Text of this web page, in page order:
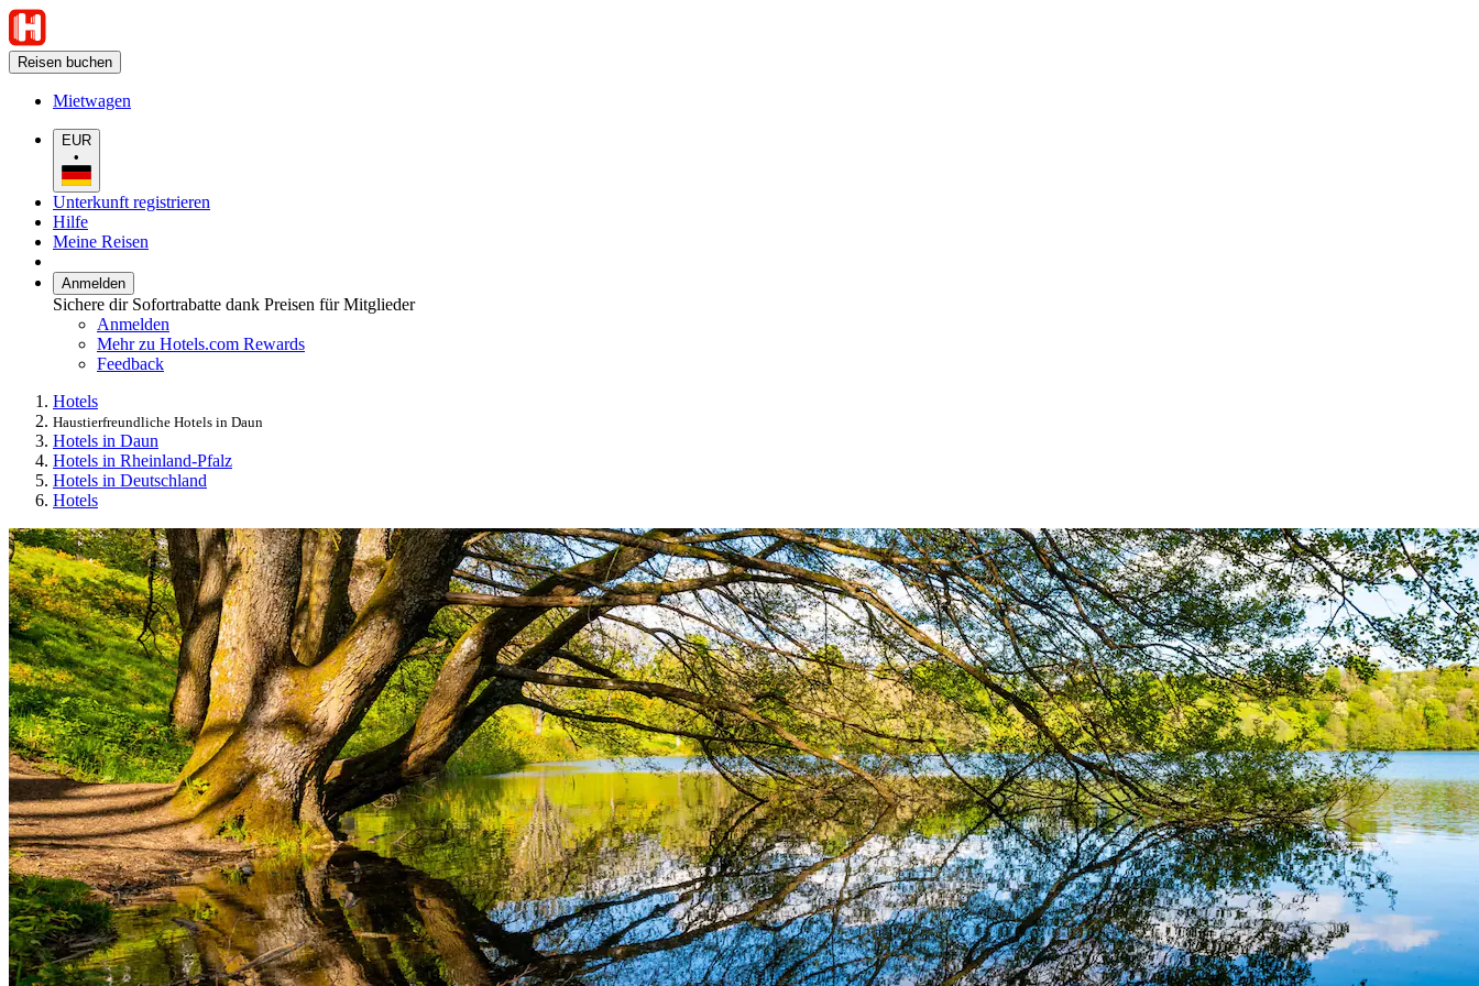
Reisen buchen
Mietwagen
EUR
•
Unterkunft registrieren
Hilfe
Meine Reisen
Anmelden
Sichere dir Sofortrabatte dank Preisen für Mitglieder
Anmelden
Mehr zu Hotels.com Rewards
Feedback
Hotels
Haustierfreundliche Hotels in Daun
Hotels in Daun
Hotels in Rheinland-Pfalz
Hotels in Deutschland
Hotels